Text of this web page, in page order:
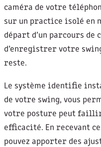
caméra de votre
sur un practice isolé en
départ d’un parcours de
d’enregistrer votre
reste.
Le système identifie
de votre swing, vous
votre posture peut
efficacité. En recevant
pouvez apporter des